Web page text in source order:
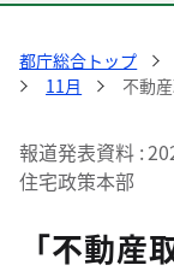
都庁総合トップ
11月
不動
報道発表資料
住宅政策本部
「不動産